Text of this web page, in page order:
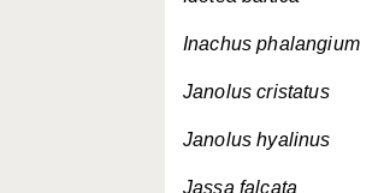
Inachus phalangium
Janolus cristatus
Janolus hyalinus
Jassa falcata